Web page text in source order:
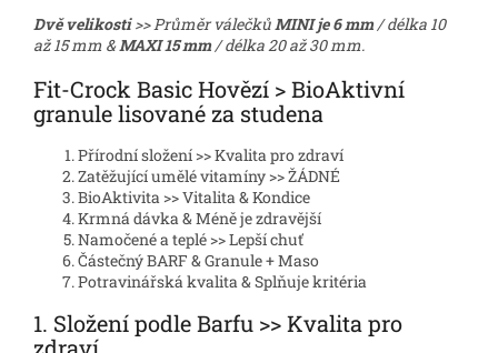
Dvě velikosti >> Průměr válečkůMINI je 6 mm/ délka 10
až 15 mm &MAXI 15 mm/ délka 20 až 30 mm.
Fit-Crock Basic Hovězí > BioAktivní
granule lisované za studena
Přírodní složení >> Kvalita pro zdraví
Zatěžující umělé vitamíny >> ŽÁDNÉ
BioAktivita >> Vitalita & Kondice
Krmná dávka & Méně je zdravější
Namočené a teplé >> Lepší chuť
Částečný BARF & Granule + Maso
Potravinářská kvalita & Splňuje kritéria
1. Složení podle Barfu >> Kvalita pro
zdraví